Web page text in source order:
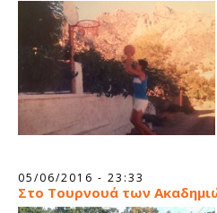
05/06/2016 - 23:33
Στο Τουρνουά των